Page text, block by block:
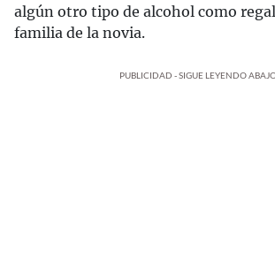
algún otro tipo de alcohol como
familia de la novia.
PUBLICIDAD - SIGUE LEYENDO